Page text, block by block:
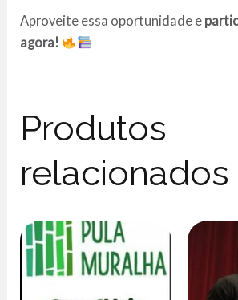
Aproveite essa oportunidade e
agora!
Produtos
relacionados